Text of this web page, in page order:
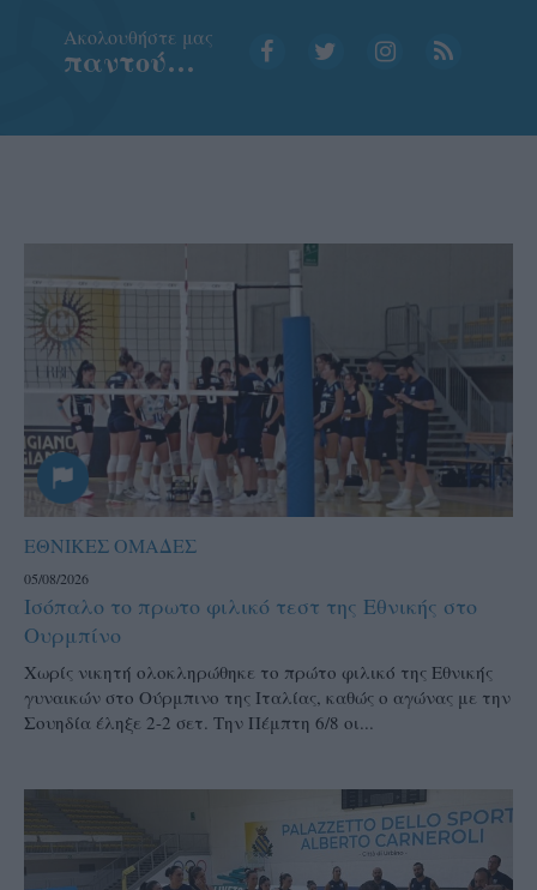
Aκολουθήστε μας
παντού…
ΕΘΝΙΚΕΣ ΟΜΑΔΕΣ
05/08/2026
Ισόπαλο το πρωτο φιλικό τεστ της Εθνικής στο
Ουρμπίνο
Χωρίς νικητή ολοκληρώθηκε το πρώτο φιλικό της Εθνικής
γυναικών στο Ούρμπινο της Ιταλίας, καθώς ο αγώνας με την
Σουηδία έληξε 2-2 σετ. Την Πέμπτη 6/8 οι...